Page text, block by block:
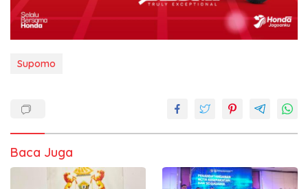
Supomo
Baca Juga